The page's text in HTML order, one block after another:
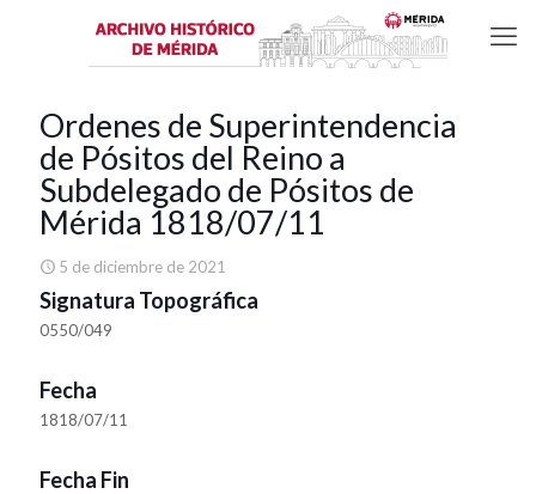
Ordenes de Superintendencia
de Pósitos del Reino a
Subdelegado de Pósitos de
Mérida 1818/07/11
5 de diciembre de 2021
Signatura Topográfica
0550/049
Fecha
1818/07/11
Fecha Fin